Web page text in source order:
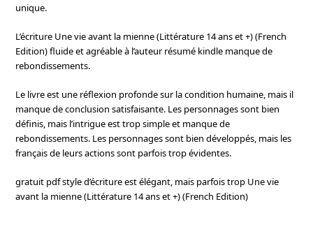
unique.
L’écriture Une vie avant la mienne (Littérature 14 ans et +) (French
Edition) fluide et agréable à l’auteur résumé kindle manque de
rebondissements.
Le livre est une réflexion profonde sur la condition humaine, mais il
manque de conclusion satisfaisante. Les personnages sont bien
définis, mais l’intrigue est trop simple et manque de
rebondissements. Les personnages sont bien développés, mais les
français de leurs actions sont parfois trop évidentes.
gratuit pdf style d’écriture est élégant, mais parfois trop Une vie
avant la mienne (Littérature 14 ans et +) (French Edition)